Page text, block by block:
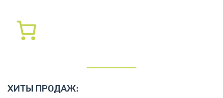
ХИТЫ ПРОДАЖ: